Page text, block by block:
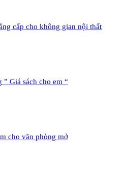
cấp cho không gian nội thất
” Giá sách cho em “
cho văn phòng mở